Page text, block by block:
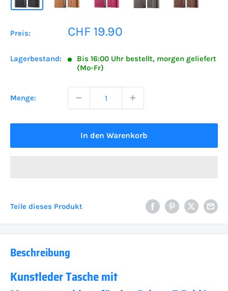
Preis: Sonderpreis
CHF 19.90
Lagerbestand:
Bis 16:00 Uhr bestellt, morgen geliefert
(Mo-Fr)
Menge:
In den Warenkorb
Teile dieses Produkt
Beschreibung
Kunstleder Tasche mit